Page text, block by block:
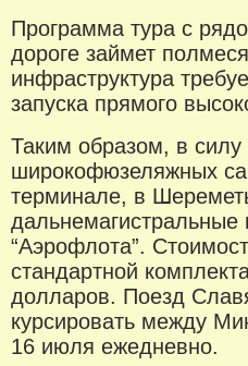
Программа тура с
дороге займет
инфраструктура
запуска прямого
Таким образом, в силу
широкофюзеляжных
терминале, в
“Аэрофлота”.
стандартной
долларов. Поезд
курсировать между
16 июля ежедневно.